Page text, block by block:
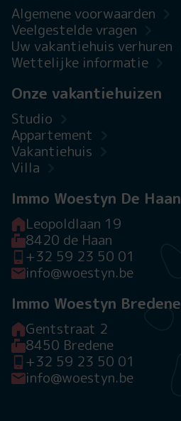
Algemene voorwaarden
Veelgestelde vragen
Uw vakantiehuis verhuren
Wettelijke informatie
Onze vakantiehuizen
Studio
Appartement
Vakantiehuis
Villa
Immo Woestyn De Haan
Leopoldlaan 19
8420 de Haan
+32 59 23 50 01
info@woestyn.be
Immo Woestyn Bredene
Gentstraat 2
8450 Bredene
+32 59 23 50 01
info@woestyn.be